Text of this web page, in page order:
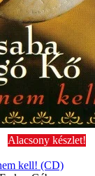
Alacsony készlet!
kell! (CD)